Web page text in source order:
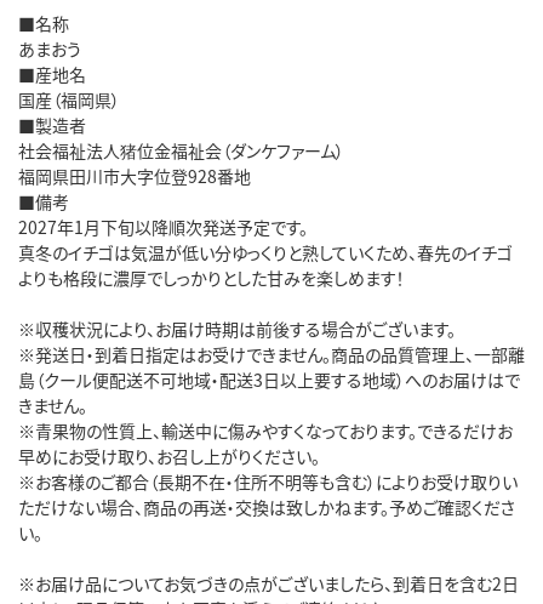
■名称
あまおう
■産地名
国産（福岡県）
■製造者
社会福祉法人猪位金福祉会（ダンケファーム）
福岡県田川市大字位登928番地
■備考
2027年1月下旬以降順次発送予定です。
真冬のイチゴは気温が低い分ゆっくりと熟していくため、春先のイチゴ
よりも格段に濃厚でしっかりとした甘みを楽しめます！
※収穫状況により、お届け時期は前後する場合がございます。
※発送日・到着日指定はお受けできません。商品の品質管理上、一部離
島（クール便配送不可地域・配送3日以上要する地域）へのお届けはで
きません。
※青果物の性質上、輸送中に傷みやすくなっております。できるだけお
早めにお受け取り、お召し上がりください。
※お客様のご都合（長期不在・住所不明等も含む）によりお受け取りい
ただけない場合、商品の再送・交換は致しかねます。予めご確認くださ
い。
※お届け品についてお気づきの点がございましたら、到着日を含む2日